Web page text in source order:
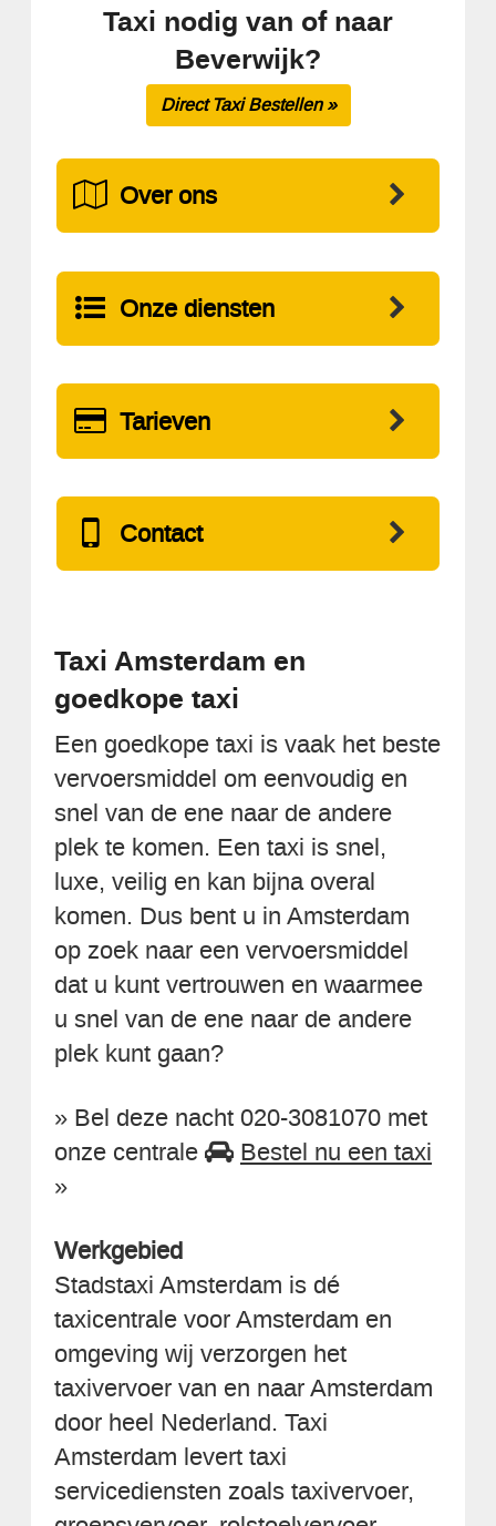
Taxi nodig van of naar
Beverwijk?
Direct Taxi Bestellen »
Over ons
Onze diensten
Tarieven
Contact
Taxi Amsterdam en
goedkope taxi
Een goedkope taxi is vaak het beste
vervoersmiddel om eenvoudig en
snel van de ene naar de andere
plek te komen. Een taxi is snel,
luxe, veilig en kan bijna overal
komen. Dus bent u in Amsterdam
op zoek naar een vervoersmiddel
dat u kunt vertrouwen en waarmee
u snel van de ene naar de andere
plek kunt gaan?
» Bel deze nacht 020-3081070 met
onze centrale
Bestel nu een taxi
»
Werkgebied
Stadstaxi Amsterdam is dé
taxicentrale voor Amsterdam en
omgeving wij verzorgen het
taxivervoer van en naar Amsterdam
door heel Nederland. Taxi
Amsterdam levert taxi
servicediensten zoals taxivervoer,